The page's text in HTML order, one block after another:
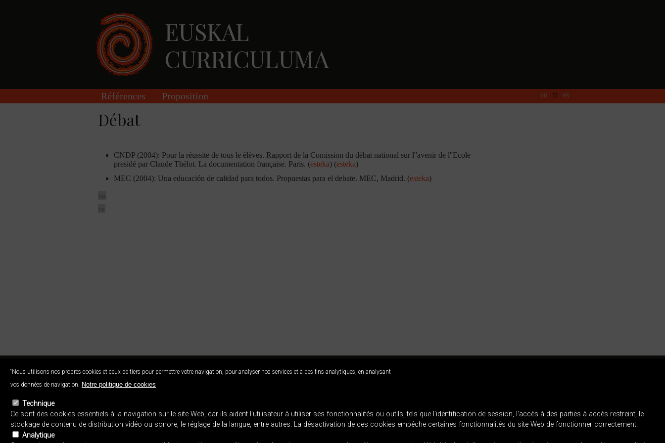
Références Proposition eu fr es
Débat
CNDP (2004): Pour la réussite de tous le èlèves. Rapport de la Comission du dèbat national sur l''avenir de l''Ecole
presidé par Claude Thélot. La documentation française. Paris. (esteka) (esteka)
MEC (2004): Una educación de calidad para todos. Propuestas para el debate. MEC, Madrid. (esteka)
eu
© EUSKAL HERRIKO IKASTOLAK
Eskubide guztiak bere esku
Errotazar bidea, 124 - 20018 Donostia. T: 943 445 108
“Nous utilisons nos propres cookies et ceux de tiers pour permettre votre navigation, pour analyser nos services et à des fins analytiques, en analysant
vos données de navigation. Notre politique de cookies
Technique
Ce sont des cookies essentiels à la navigation sur le site Web, car ils aident l'utilisateur à utiliser ses fonctionnalités ou outils, tels que l'identification de session, l'accès à des parties à accès restreint, le
stockage de contenu de distribution vidéo ou sonore, le réglage de la langue, entre autres. La désactivation de ces cookies empêche certaines fonctionnalités du site Web de fonctionner correctement.
Analytique